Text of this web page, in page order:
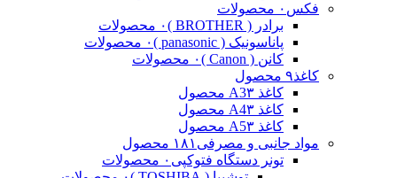
فکس ۰ محصولات
برادر ( BROTHER )
۰ محصولات
پاناسونیک ( panasonic )
۰ محصولات
کانن ( Canon )
۰ محصولات
کاغذ۹ محصول
کاغذ A3 ۳ محصول
کاغذ A4 ۳ محصول
کاغذ A5 ۳ محصول
مواد جانبی و مصرفی ۱۸۱ محصول
تونر دستگاه فتوکپی ۰ محصولات